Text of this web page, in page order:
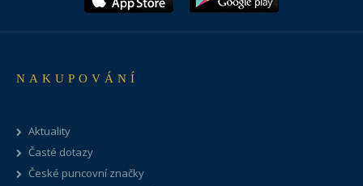
NAKUPOVÁNÍ
Aktuality
Časté dotazy
České puncovní značky